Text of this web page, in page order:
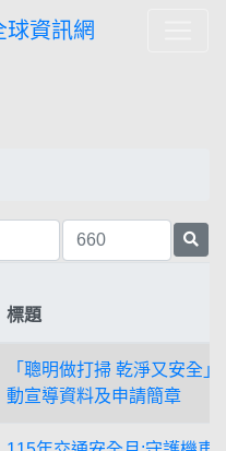
資訊網
標題
「聰明做打掃 乾淨又安全」
動宣導資料及申請簡章